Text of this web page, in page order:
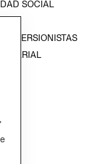
SOCIAL
INVERSIONISTAS